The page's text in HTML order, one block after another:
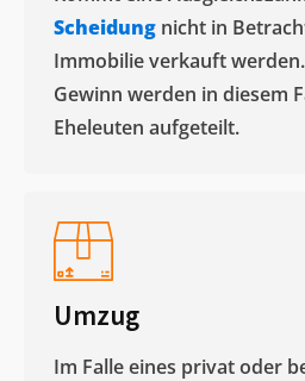
Scheidung nicht in
Immobilie verkauft
Gewinn werden in diesem
Eheleuten aufgeteilt.​
Umzug
Im Falle eines privat oder